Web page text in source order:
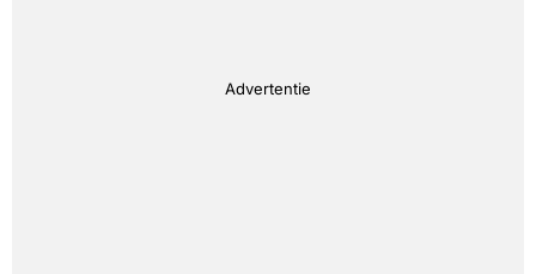
Advertentie